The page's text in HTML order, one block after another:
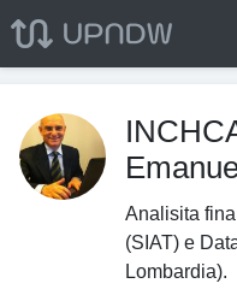
Analisita
(SIAT) e
Lombardia).